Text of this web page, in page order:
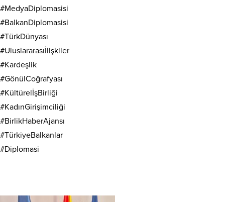
#MedyaDiplomasisi
#BalkanDiplomasisi
#TürkDünyası
#Uluslararasıİlişkiler
#Kardeşlik
#GönülCoğrafyası
#KültürelİşBirliği
#KadınGirişimciliği
#BirlikHaberAjansı
#TürkiyeBalkanlar
#Diplomasi